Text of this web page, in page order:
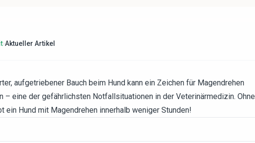
›Aktueller Artikel
aufgetriebener Bauch beim Hund kann ein Zeichen für Magendrehen
– eine der gefährlichsten Notfallsituationen in der Veterinärmedizin. Ohne
ein Hund mit Magendrehen innerhalb weniger Stunden!